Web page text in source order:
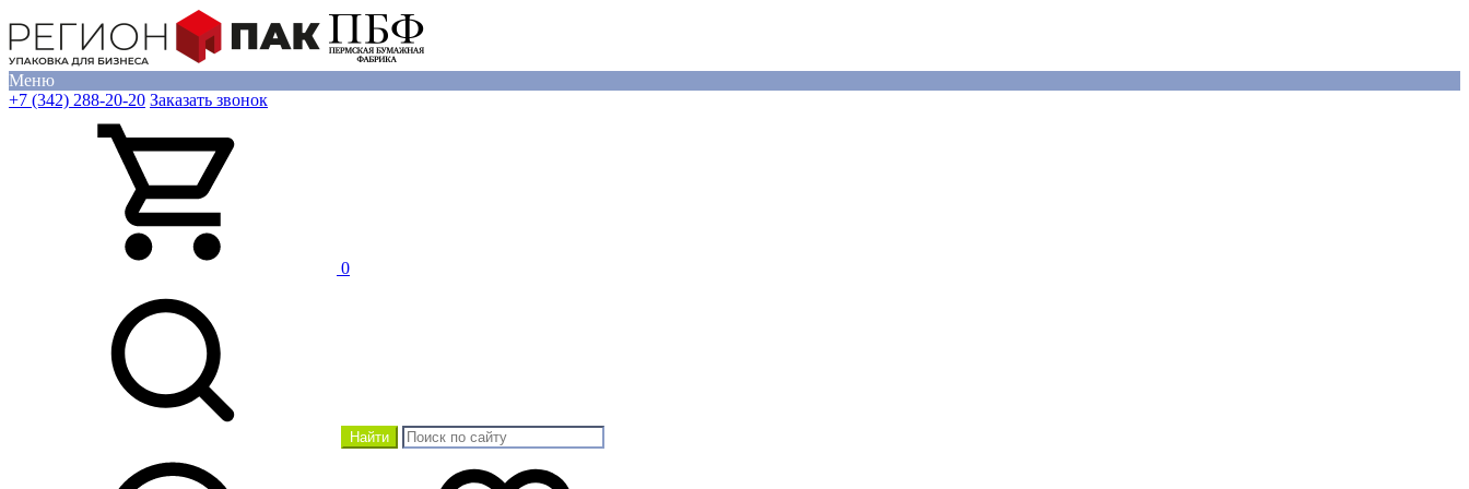
Меню
+7 (342) 288-20-20 Заказать звонок
0
Найти